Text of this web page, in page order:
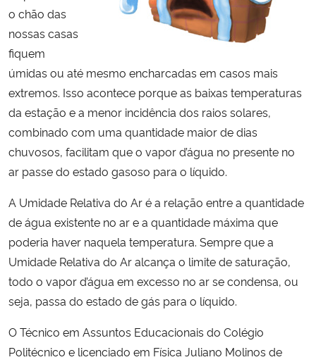
o chão das
nossas casas
fiquem
úmidas ou até mesmo encharcadas em casos mais
extremos. Isso acontece porque as baixas temperaturas
da estação e a menor incidência dos raios solares,
combinado com uma quantidade maior de dias
chuvosos, facilitam que o vapor d’água no presente no
ar passe do estado gasoso para o líquido.
A Umidade Relativa do Ar é a relação entre a quantidade
de água existente no ar e a quantidade máxima que
poderia haver naquela temperatura. Sempre que a
Umidade Relativa do Ar alcança o limite de saturação,
todo o vapor d’água em excesso no ar se condensa, ou
seja, passa do estado de gás para o líquido.
O Técnico em Assuntos Educacionais do Colégio
Politécnico e licenciado em Física Juliano Molinos de